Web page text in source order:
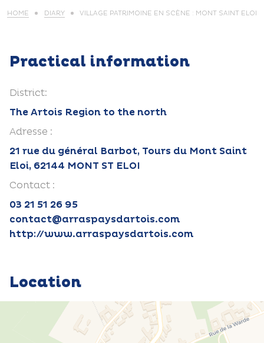
HOME DIARY VILLAGE PATRIMOINE EN SCÈNE : MONT SAINT ELOI
Practical information
District:
The Artois Region to the north
Adresse :
21 rue du général Barbot, Tours du Mont Saint
Eloi, 62144 MONT ST ELOI
Contact :
03 21 51 26 95
contact@arraspaysdartois.com
http://www.arraspaysdartois.com
Location